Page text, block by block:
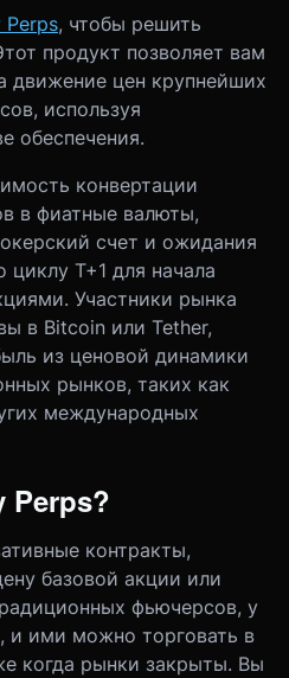
Perps, чтобы решить
продукт позволяет вам
движение цен крупнейших
используя
обеспечения.
конвертации
в фиатные валюты,
счет и ожидания
циклу T+1 для начала
Участники рынка
в Bitcoin или Tether,
из ценовой динамики
рынков, таких как
международных
Perps?
контракты,
базовой акции или
фьючерсов, у
и ими можно торговать в
когда рынки закрыты. Вы